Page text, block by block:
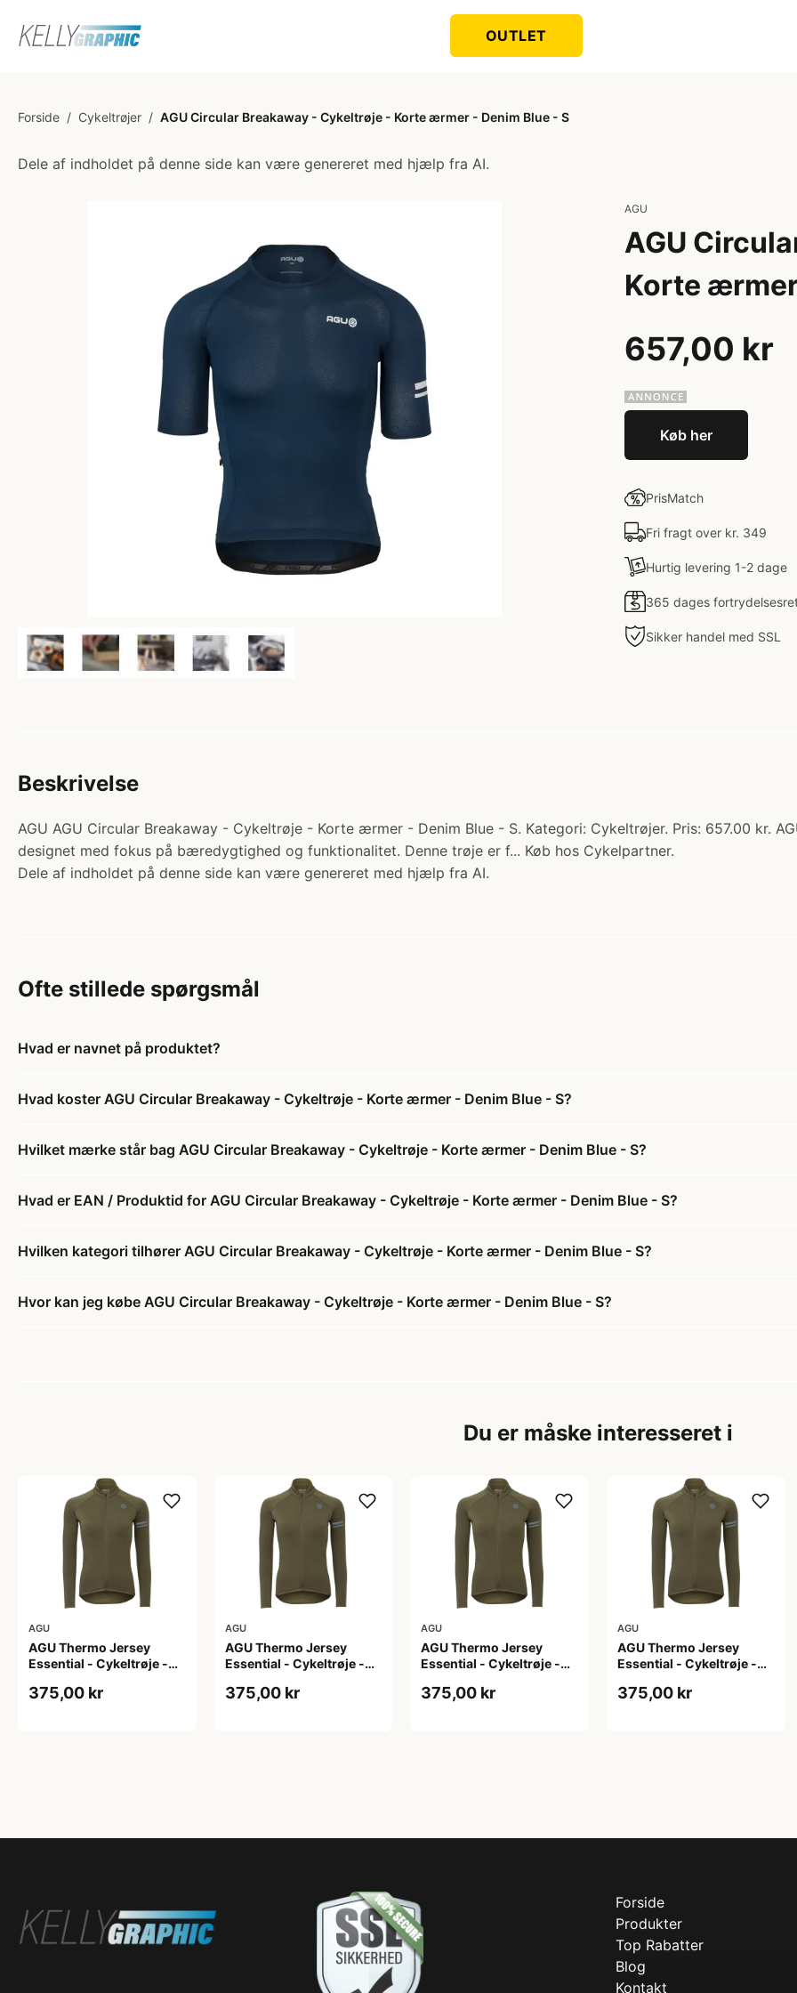
OUTLET
Forside / Cykeltrøjer / AGU Circular Breakaway - Cykeltrøje - Korte ærmer - Denim Blue - S
Dele af indholdet på denne side kan være genereret med hjælp fra AI.
AGU
AGU
Korte
657,00 kr
Køb her
PrisMatch
Fri fragt over kr. 349
Hurtig levering 1-2 dage
365 dages
Sikker handel med SSL
Beskrivelse
AGU AGU Circular Breakaway - Cykeltrøje - Korte ærmer - Denim Blue - S. Kategori: Cykeltrøjer. Pris: 657.00 kr.
designet med fokus på bæredygtighed og funktionalitet. Denne trøje er f... Køb hos Cykelpartner.
Dele af indholdet på denne side kan være genereret med hjælp fra AI.
Ofte stillede spørgsmål
Hvad er navnet på produktet?
Hvad koster AGU Circular Breakaway - Cykeltrøje - Korte ærmer - Denim Blue - S?
Hvilket mærke står bag AGU Circular Breakaway - Cykeltrøje - Korte ærmer - Denim Blue - S?
Hvad er EAN / Produktid for AGU Circular Breakaway - Cykeltrøje - Korte ærmer - Denim Blue - S?
Hvilken kategori tilhører AGU Circular Breakaway - Cykeltrøje - Korte ærmer - Denim Blue - S?
Hvor kan jeg købe AGU Circular Breakaway - Cykeltrøje - Korte ærmer - Denim Blue - S?
Du er måske interesseret i
AGU
AGU Thermo Jersey
Essential - Cykeltrøje -
375,00 kr
AGU
AGU Thermo Jersey
Essential - Cykeltrøje -
M
375,00 kr
AGU
AGU Thermo Jersey
Essential - Cykeltrøje -
375,00 kr
AGU
AGU Thermo Jersey
Essential - Cykeltrøje -
XL
375,00 kr
Forside
Produkter
Top Rabatter
Blog
Kontakt